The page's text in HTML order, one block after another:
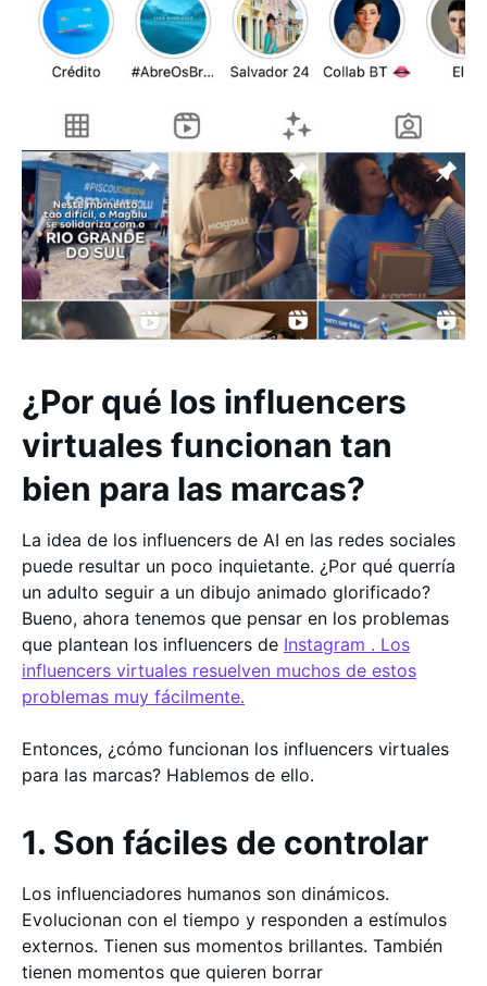
¿Por qué los influencers
virtuales funcionan tan
bien para las marcas?
La idea de los influencers de AI en las redes sociales
puede resultar un poco inquietante. ¿Por qué querría
un adulto seguir a un dibujo animado glorificado?
Bueno, ahora tenemos que pensar en los problemas
que plantean los influencers de Instagram . Los
influencers virtuales resuelven muchos de estos
problemas muy fácilmente.
Entonces, ¿cómo funcionan los influencers virtuales
para las marcas? Hablemos de ello.
1. Son fáciles de controlar
Los influenciadores humanos son dinámicos.
Evolucionan con el tiempo y responden a estímulos
externos. Tienen sus momentos brillantes. También
tienen momentos que quieren borrar